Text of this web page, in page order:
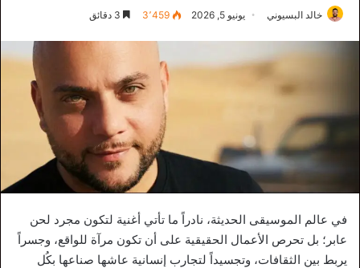
خالد البسيوني يونيو 5, 2026 3٬459
في عالم الموسيقى الحديثة، نادراً ما تأتي أغنية لتكون مجرد لحن
عابر؛ بل تحرص الأعمال الحقيقية على أن تكون مرآة للواقع، وجسراً
يربط بين الثقافات، وتجسيداً لتجارب إنسانية عاشها صناعها بكُل